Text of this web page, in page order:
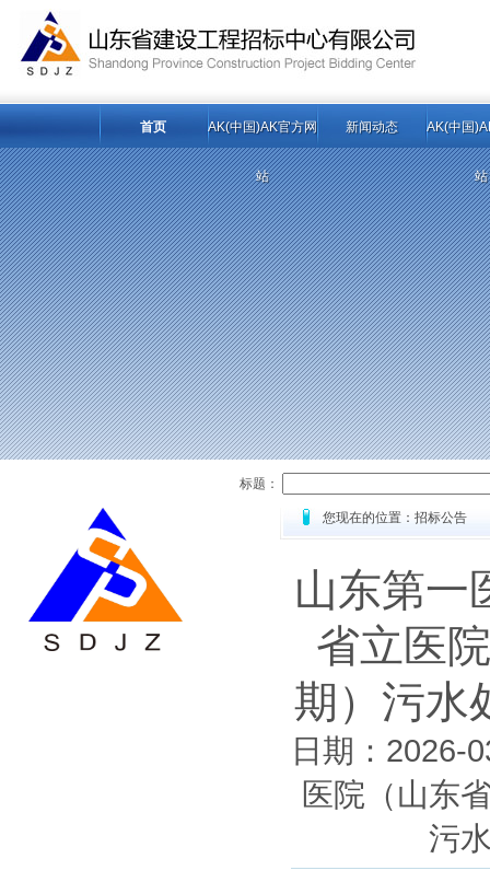
首页 AK(中国)AK官方网
站
新闻动态 AK(中国
站
标题：
您现在的位置：招标公告
山东第一
省立医
期）污水
日期：2026-
医院（山东
污